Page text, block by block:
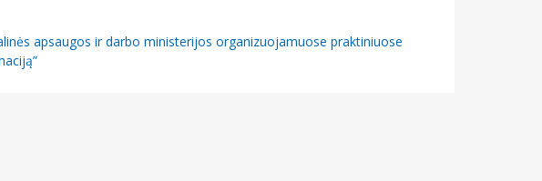
apsaugos ir darbo ministerijos organizuojamuose praktiniuose